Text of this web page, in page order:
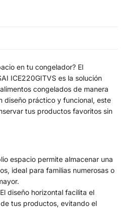
en tu congelador? El
ICE220GITVS es la solución
congelados de manera
diseño práctico y funcional, este
tus productos favoritos sin
espacio permite almacenar una
ideal para familias numerosas o
El diseño horizontal facilita el
tus productos, evitando el